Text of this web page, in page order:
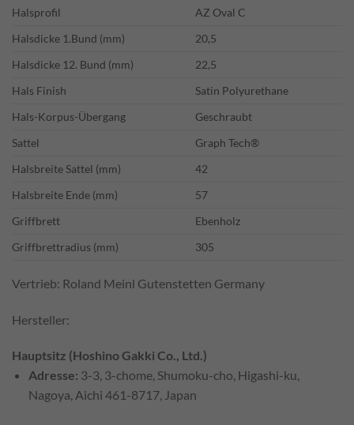
Halsprofil
AZ Oval C
Halsdicke 1.Bund (mm)
20,5
Halsdicke 12. Bund (mm)
22,5
Hals Finish
Satin Polyurethane
Hals-Korpus-Übergang
Geschraubt
Sattel
Graph Tech®
Halsbreite Sattel (mm)
42
Halsbreite Ende (mm)
57
Griffbrett
Ebenholz
Griffbrettradius (mm)
305
Vertrieb: Roland Meinl Gutenstetten Germany
Hersteller:
Hauptsitz (Hoshino Gakki Co., Ltd.)
Adresse: 3-3, 3-chome, Shumoku-cho, Higashi-ku,
Nagoya, Aichi 461-8717, Japan